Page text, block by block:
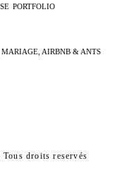
PORTFOLIO
MARIAGE, AIRBNB & ANTS
droits reservés